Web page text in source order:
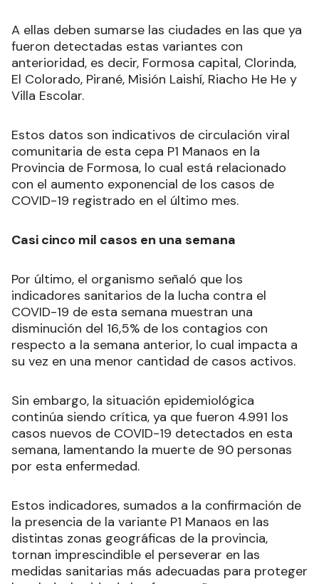
A ellas deben sumarse las ciudades en las que ya
fueron detectadas estas variantes con
anterioridad, es decir, Formosa capital, Clorinda,
El Colorado, Pirané, Misión Laishí, Riacho He He y
Villa Escolar.
Estos datos son indicativos de circulación viral
comunitaria de esta cepa P1 Manaos en la
Provincia de Formosa, lo cual está relacionado
con el aumento exponencial de los casos de
COVID-19 registrado en el último mes.
Casi cinco mil casos en una semana
Por último, el organismo señaló que los
indicadores sanitarios de la lucha contra el
COVID-19 de esta semana muestran una
disminución del 16,5% de los contagios con
respecto a la semana anterior, lo cual impacta a
su vez en una menor cantidad de casos activos.
Sin embargo, la situación epidemiológica
continúa siendo crítica, ya que fueron 4.991 los
casos nuevos de COVID-19 detectados en esta
semana, lamentando la muerte de 90 personas
por esta enfermedad.
Estos indicadores, sumados a la confirmación de
la presencia de la variante P1 Manaos en las
distintas zonas geográficas de la provincia,
tornan imprescindible el perseverar en las
medidas sanitarias más adecuadas para proteger